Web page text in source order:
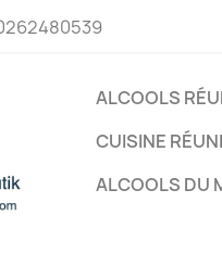
ALCOOLS
CUISINE
ALCOOLS DU